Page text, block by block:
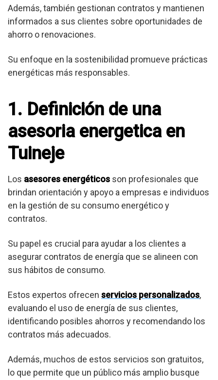
Además, también gestionan contratos y mantienen
informados a sus clientes sobre oportunidades de
ahorro o renovaciones.
Su enfoque en la sostenibilidad promueve prácticas
energéticas más responsables.
1. Definición de una
asesoria energetica en
Tuineje
Los asesores energéticos son profesionales que
brindan orientación y apoyo a empresas e individuos
en la gestión de su consumo energético y
contratos.
Su papel es crucial para ayudar a los clientes a
asegurar contratos de energía que se alineen con
sus hábitos de consumo.
Estos expertos ofrecen servicios personalizados,
evaluando el uso de energía de sus clientes,
identificando posibles ahorros y recomendando los
contratos más adecuados.
Además, muchos de estos servicios son gratuitos,
lo que permite que un público más amplio busque